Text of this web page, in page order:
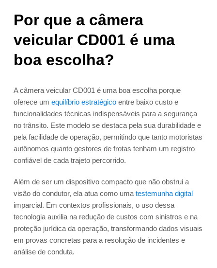
Por que a câmera
veicular CD001 é uma
boa escolha?
A câmera veicular CD001 é uma boa escolha porque
oferece um equilíbrio estratégico entre baixo custo e
funcionalidades técnicas indispensáveis para a segurança
no trânsito. Este modelo se destaca pela sua durabilidade e
pela facilidade de operação, permitindo que tanto motoristas
autônomos quanto gestores de frotas tenham um registro
confiável de cada trajeto percorrido.
Além de ser um dispositivo compacto que não obstrui a
visão do condutor, ela atua como uma testemunha digital
imparcial. Em contextos profissionais, o uso dessa
tecnologia auxilia na redução de custos com sinistros e na
proteção jurídica da operação, transformando dados visuais
em provas concretas para a resolução de incidentes e
análise de conduta.